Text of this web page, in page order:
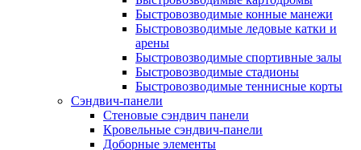
Быстровозводимые конные манежи
Быстровозводимые ледовые катки и
арены
Быстровозводимые спортивные залы
Быстровозводимые стадионы
Быстровозводимые теннисные корты
Сэндвич-панели
Стеновые сэндвич панели
Кровельные сэндвич-панели
Доборные элементы